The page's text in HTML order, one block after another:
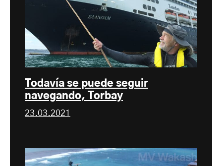
Todavía se puede seguir
navegando, Torbay
23.03.2021